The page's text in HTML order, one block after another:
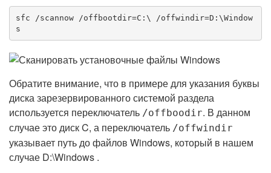
sfc /scannow /offbootdir=C:\ /offwindir=D:\Window
s
Обратите внимание, что в примере для указания буквы
диска зарезервированного системой раздела
используется переключатель /offboodir. В данном
случае это диск C, а переключатель /offwindir
указывает путь до файлов Windows, который в нашем
случае D:\Windows .